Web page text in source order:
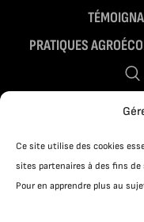
Ce site utilise des cookies
sites partenaires à des fins
Pour en apprendre plus au
PRATIQUES